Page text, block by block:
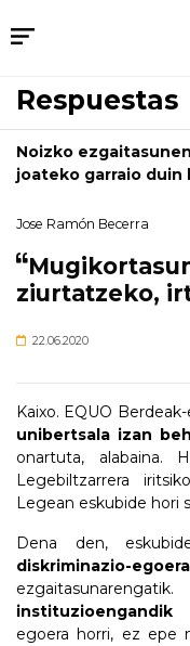
Respuestas
Noizko
joateko garraio duin
Jose Ramón Becerra
ziurtatzeko,
22.06.2020
Kaixo. EQUO
unibertsala izan
onartuta, alabaina.
Legebiltzarrera
Legean eskubide hori
Dena den,
diskriminazio-
egoera horri, ez epe